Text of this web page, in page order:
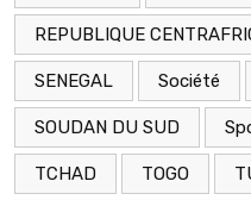
REPUBLIQUE
SENEGAL Société
SOUDAN DU SUD
TCHAD TOGO